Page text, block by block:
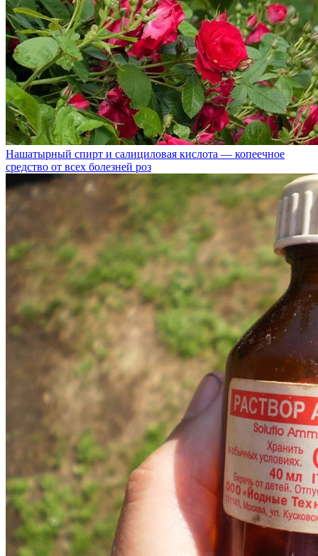
Нашатырный спирт и салициловая кислота — копеечное
средство от всех болезней роз